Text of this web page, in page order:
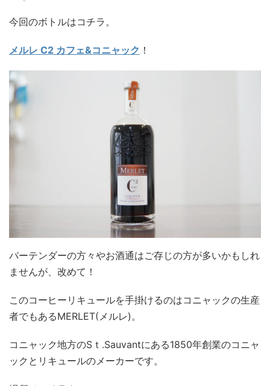
今回のボトルはコチラ。
メルレ C2 カフェ&コニャック ！
バーテンダーの方々やお酒通はご存じの方が多いかもしれ
ませんが、改めて！
このコーヒーリキュールを手掛けるのはコニャックの生産
者でもあるMERLET(メルレ)。
コニャック地方のSｔ.Sauvantにある1850年創業のコニャ
ックとリキュールのメーカーです。